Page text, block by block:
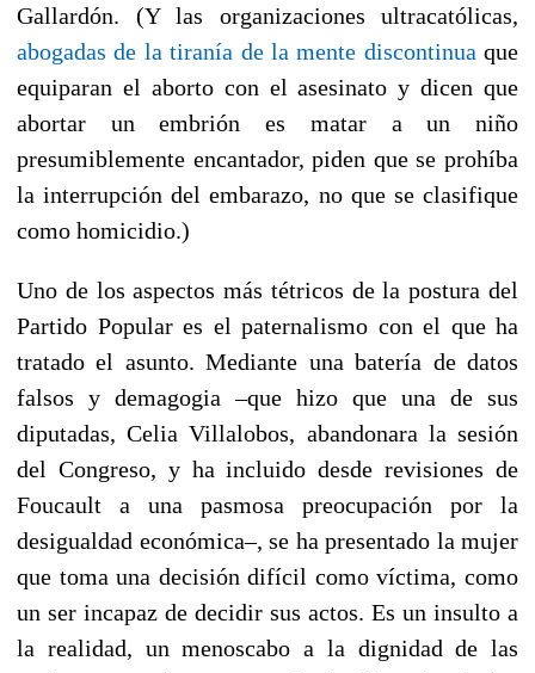
Gallardón. (Y las organizaciones ultracatólicas,
abogadas de la tiranía de la mente discontinua que
equiparan el aborto con el asesinato y dicen que
abortar un embrión es matar a un niño
presumiblemente encantador, piden que se prohíba
la interrupción del embarazo, no que se clasifique
como homicidio.)
Uno de los aspectos más tétricos de la postura del
Partido Popular es el paternalismo con el que ha
tratado el asunto. Mediante una batería de datos
falsos y demagogia –que hizo que una de sus
diputadas, Celia Villalobos, abandonara la sesión
del Congreso, y ha incluido desde revisiones de
Foucault a una pasmosa preocupación por la
desigualdad económica–, se ha presentado la mujer
que toma una decisión difícil como víctima, como
un ser incapaz de decidir sus actos. Es un insulto a
la realidad, un menoscabo a la dignidad de las